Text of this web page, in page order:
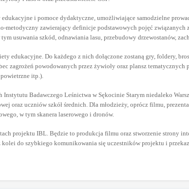
i pomoce dydaktyczne, umożliwiające samodzielne
zawierający definicje podstawowych pojęć
usuwania szkód, odnawiania lasu, przebudowy drzewostanów,
edukacyjne. Do każdego z nich dołączone zostaną gry, foldery,
zagrożeń powodowanych przez żywioły oraz plansz
itp.).
Instytutu Badawczego Leśnictwa w Sękocinie Starym niedaleko
oraz uczniów szkół średnich. Dla młodzieży, oprócz filmu,
w tym skanera laserowego i dronów.
projektu IBL. Będzie to produkcja filmu oraz stworzenie strony
kolei do szybkiego komunikowania się uczestników projektu i